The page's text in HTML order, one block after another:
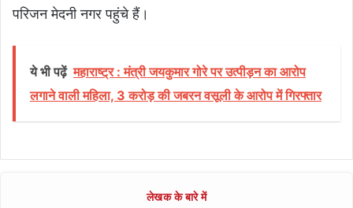
परिजन मेदनी नगर पहुंचे हैं।
ये भी पढ़ें महाराष्ट्र : मंत्री जयकुमार गोरे पर उत्पीड़न का आरोप
लगाने वाली महिला, 3 करोड़ की जबरन वसूली के आरोप में गिरफ्तार